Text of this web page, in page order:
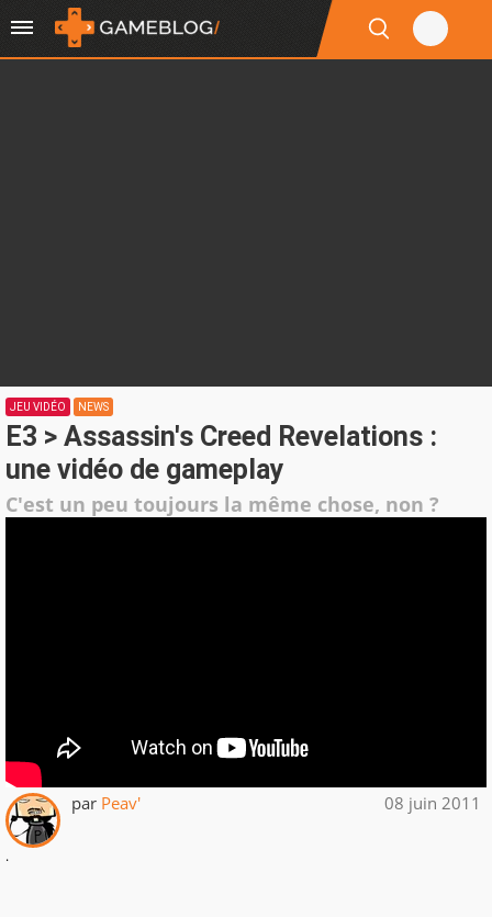
JEU VIDÉO NEWS
E3 > Assassin's Creed Revelations :
une vidéo de gameplay
C'est un peu toujours la même chose, non ?
par Peav' 08 juin 2011
.